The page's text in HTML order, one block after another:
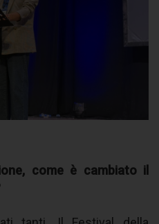
come è cambiato il